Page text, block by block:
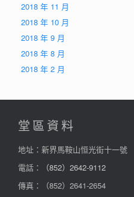
2018 年 11 月
2018 年 10 月
2018 年 9 月
2018 年 8 月
2018 年 2 月
堂區資料
地址：新界馬鞍山恒光街十一號
電話：
（852）2642-9112
傳真：（852）2641-2654